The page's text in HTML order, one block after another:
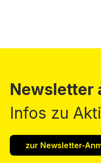
Newsletter
Infos zu
zur Newsletter-